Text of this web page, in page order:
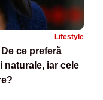
Lifestyle
ce preferă
naturale, iar cele